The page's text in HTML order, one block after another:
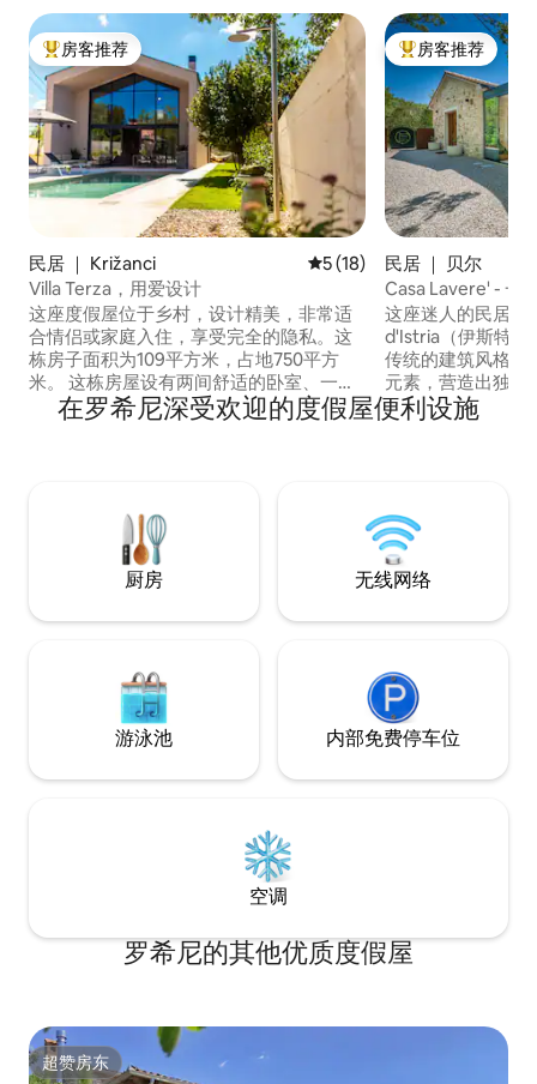
热门「房客推荐」
房客推荐
民居 ｜ Križanci 平均评分 5 分（满分 5 分）
5 (18)
Villa Terza，用爱设计
这座度假屋位于乡村，设计精美，非常适
合情侣或家庭入住，享受完全的隐私。这
栋房子面积为109平方米，占地750平方
米。 这栋房屋设有两间舒适的卧室、一间
卫生间、一间客厅、一间设备齐全的厨
房，以及一个美丽的室外区域，配备燃气
索整个半岛的绝佳基地。 带顶棚的停车
场，可停放2辆汽车。
热门「房客推荐」
房客推荐
民居 ｜ 贝尔
Casa Lavere' - 一
这座迷人的民居位
d'Istria（伊斯特拉
传统的建筑风格，
元素，营造出独特
离小镇仅300米，
洲。别墅可以容
满意的度假体验。
在罗希尼深受欢迎的度假屋便利设施
厨房 无线网络
游泳池 内部免费停车位
空调
罗希尼的其他优质度假屋
超赞房东
超赞房东